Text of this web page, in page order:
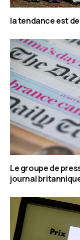
la tendance est
Le groupe de
journal